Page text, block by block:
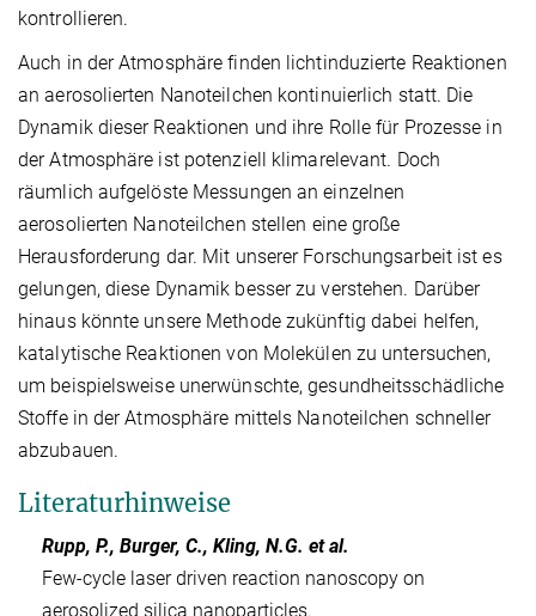
kontrollieren.
Auch in der Atmosphäre finden lichtinduzierte Reaktionen
an aerosolierten Nanoteilchen kontinuierlich statt. Die
Dynamik dieser Reaktionen und ihre Rolle für Prozesse in
der Atmosphäre ist potenziell klimarelevant. Doch
räumlich aufgelöste Messungen an einzelnen
aerosolierten Nanoteilchen stellen eine große
Herausforderung dar. Mit unserer Forschungsarbeit ist es
gelungen, diese Dynamik besser zu verstehen. Darüber
hinaus könnte unsere Methode zukünftig dabei helfen,
katalytische Reaktionen von Molekülen zu untersuchen,
um beispielsweise unerwünschte, gesundheitsschädliche
Stoffe in der Atmosphäre mittels Nanoteilchen schneller
abzubauen.
Literaturhinweise
Rupp, P., Burger, C., Kling, N.G. et al.
Few-cycle laser driven reaction nanoscopy on
aerosolized silica nanoparticles.